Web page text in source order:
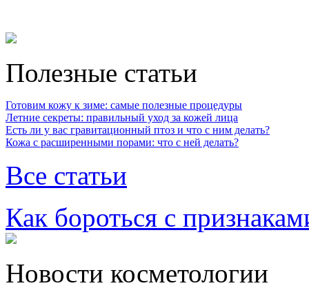
Полезные статьи
Готовим кожу к зиме: самые полезные процедуры
Летние секреты: правильный уход за кожей лица
Есть ли у вас гравитационный птоз и что с ним делать?
Кожа с расширенными порами: что с ней делать?
Все статьи
Как бороться с
Новости косметологии